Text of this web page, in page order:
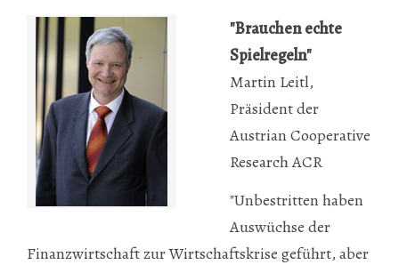
"Brauchen echte
Spielregeln"
Martin Leitl,
Präsident der
Austrian Cooperative
Research ACR
"Unbestritten haben
Auswüchse der
Finanzwirtschaft zur Wirtschaftskrise geführt, aber